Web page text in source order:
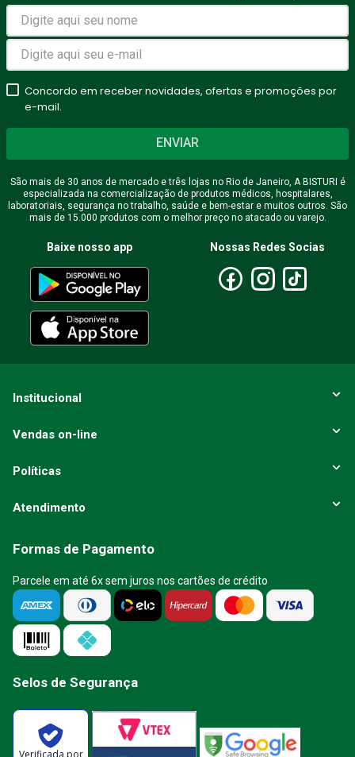
Concordo em receber novidades, ofertas e promoções por
e-mail.
ENVIAR
São mais de 30 anos de mercado e três lojas no Rio de Janeiro, A BISTURI é
especializada na comercialização de produtos médicos, hospitalares,
laboratoriais, segurança no trabalho, saúde e bem-estar e muitos outros. São
mais de 15.000 produtos com o melhor preço no atacado ou varejo.
Baixe nosso app Nossas Redes Socias
Institucional
Vendas on-line
Políticas
Atendimento
Formas de Pagamento
Parcele em até 6x sem juros nos cartões de crédito
Selos de Segurança
Verificada por